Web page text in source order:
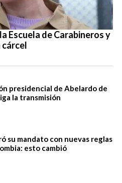
Escuela de Carabineros y
presidencial de Abelardo de
la transmisión
su mandato con nuevas reglas
esto cambió